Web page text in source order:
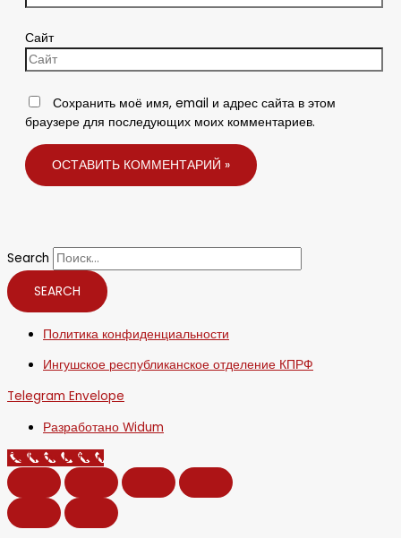
Сайт
Сохранить моё имя, email и адрес сайта в этом
браузере для последующих моих комментариев.
Search
SEARCH
Политика конфиденциальности
Ингушское республиканское отделение КПРФ
Telegram Envelope
Разработано Widum
Call Now Button